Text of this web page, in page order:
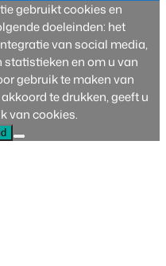
gebruikt cookies en
doeleinden: het
van social media,
statistieken en om u van
gebruik te maken van
te drukken, geeft u
van cookies.